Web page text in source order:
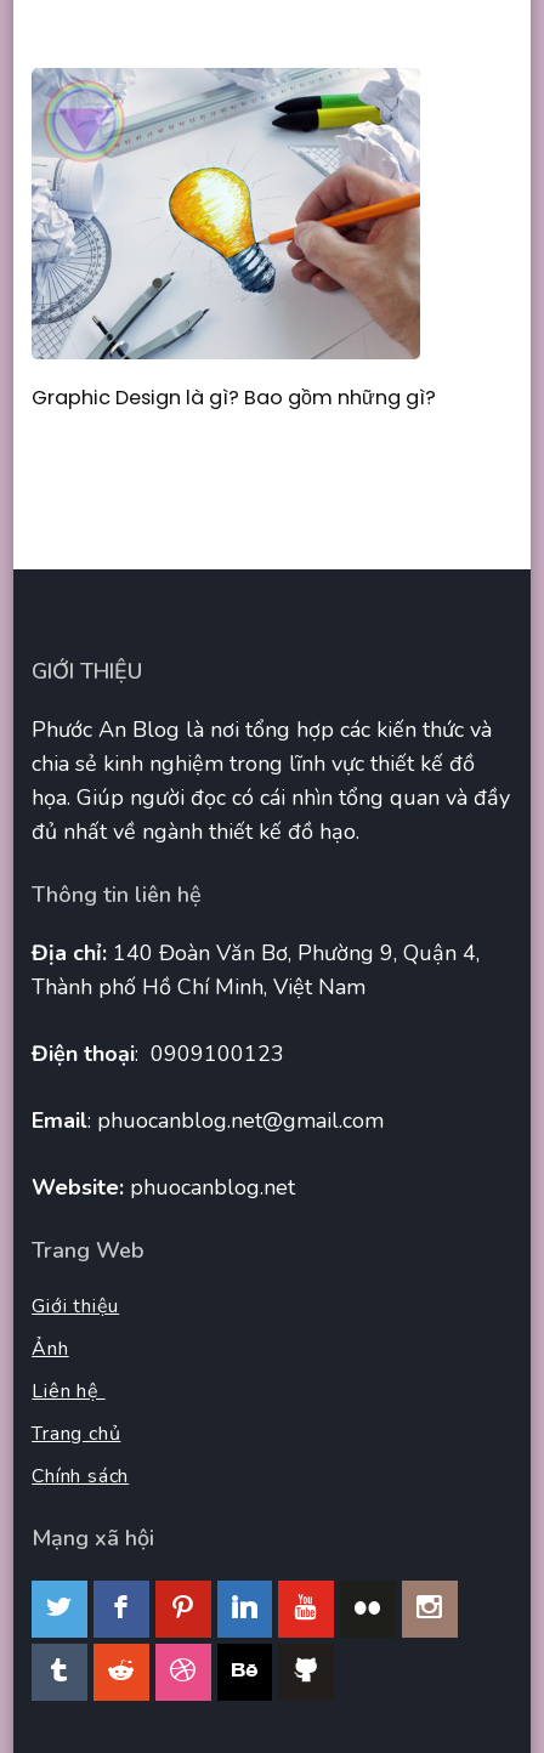
Graphic Design là gì? Bao gồm những gì?
GIỚI THIỆU
Phước An Blog là nơi tổng hợp các kiến thức và
chia sẻ kinh nghiệm trong lĩnh vực thiết kế đồ
họa. Giúp người đọc có cái nhìn tổng quan và đầy
đủ nhất về ngành thiết kế đồ hạo.
Thông tin liên hệ
Địa chỉ: 140 Đoàn Văn Bơ, Phường 9, Quận 4,
Thành phố Hồ Chí Minh, Việt Nam
Điện thoại: 0909100123
Email: phuocanblog.net@gmail.com
Website: phuocanblog.net
Trang Web
Giới thiệu
Ảnh
Liên hệ
Trang chủ
Chính sách
Mạng xã hội